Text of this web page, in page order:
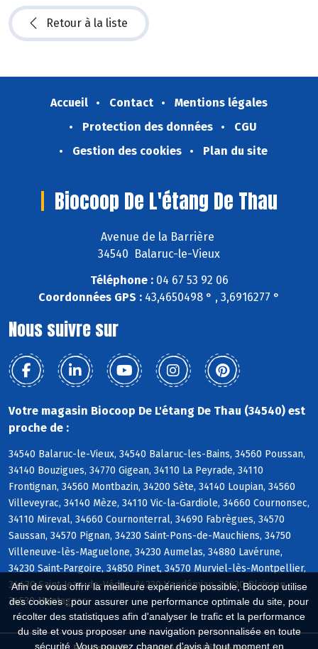
Afin de vous offrir la meilleure expérience possible, Biocoop utilise
des cookies : pour assurer une performance optimale du site, pour
récolter des statistiques afin d'analyser le trafic et la performance
du site et vous proposer une navigation personnalisée en toute
sécurité. Vous pouvez changer d'avis à tout moment en
Retour à la liste
Accueil Contact
Mentions légales
Protection des données
CGU
Gestion des cookies
Plan du site
Biocoop De L'étang De Thau
Avenue de la Barrière
34540 Balaruc-le-Vieux
Téléphone :04 67 53 92 06
Coordonnées GPS : 43,4650498 ° , 3,6916277 °
Nous suivre sur
Votre magasin Biocoop De L'étang De Thau (34540) est
proche de :
34540 Balaruc-le-Vieux, 34540 Balaruc-les-Bains, 34560 Poussan,
34140 Bouzigues, 34770 Gigean, 34110 La Peyrade, 34110
Frontignan, 34560 Montbazin, 34200 Sète, 34140 Loupian, 34560
Villeveyrac, 34140 Mèze, 34110 Vic-la-Gardiole, 34660 Cournonsec,
34110 Mireval, 34660 Cournonterral, 34690 Fabrègues, 34570
Saussan, 34570 Pignan, 34230 Saint-Pons-de-Mauchiens, 34750
Villeneuve-lès-Maguelone, 34230 Aumelas, 34880 Lavérune,
34230 Saint-Pargoire, 34850 Pinet, 34570 Murviel-lès-Montpellier,
34430 Saint-Jean-de-Védas, 34230 Vendémian, 34230 Plaissan,
34530 Montagnac